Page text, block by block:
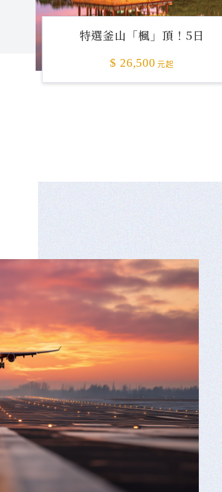
特選釜山「楓」頂！5日
$ 26,500 元起